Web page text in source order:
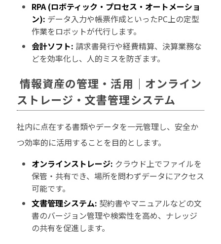
RPA (ロボティック・プロセス・オートメーショ
ン): データ入力や帳票作成といったPC上の定型
作業をロボットが代行します。
会計ソフト: 請求書発行や経費精算、決算業務な
どを効率化し、人的ミスを防ぎます。
情報資産の管理・活用｜オンライン
ストレージ・文書管理システム
社内に点在する書類やデータを一元管理し、安全か
つ効率的に活用することを目的とします。
オンラインストレージ: クラウド上でファイルを
保管・共有でき、場所を問わずデータにアクセス
可能です。
文書管理システム: 契約書やマニュアルなどの文
書のバージョン管理や検索性を高め、ナレッジ
の共有を促進します。